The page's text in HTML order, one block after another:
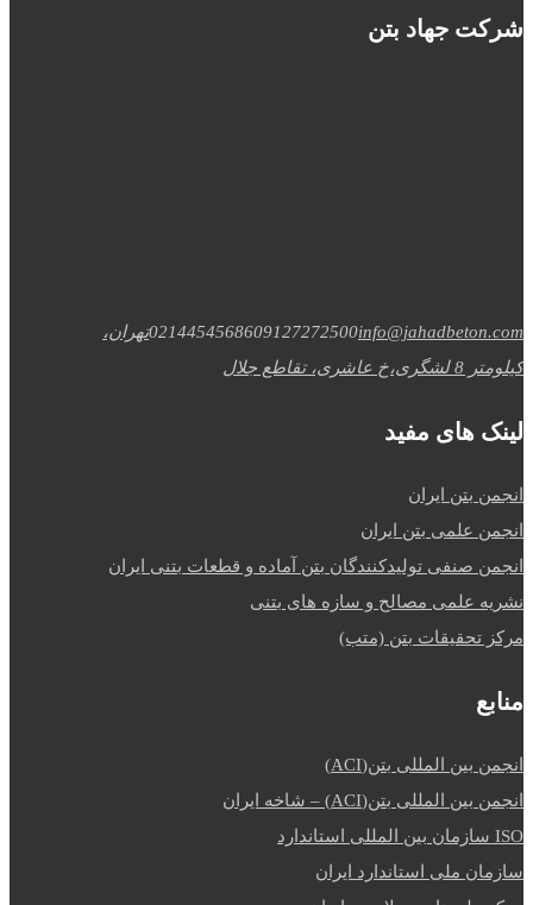
شرکت جهاد بتن
0214454568609127272500info@jahadbeton.com
تهران،
کیلومتر 8 لشگری،خ عاشری، تقاطع جلال
لینک های مفید
انجمن بتن ایران
انجمن علمی بتن ایران
انجمن صنفی تولیدکنندگان بتن آماده و قطعات بتنی ایران
نشریه علمی مصالح و سازه های بتنی
مرکز تحقیقات بتن (متب)
منابع
انجمن بین المللی بتن(ACI)
انجمن بین المللی بتن(ACI) – شاخه ایران
ISO سازمان بین المللی استاندارد
سازمان ملی استاندارد ایران